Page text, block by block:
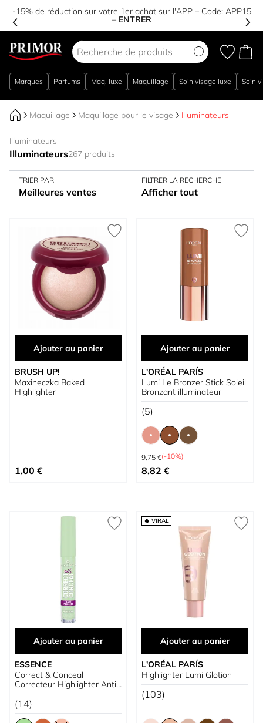
-15% de réduction sur votre 1er achat sur l'APP – Code: APP15
– ENTRER
Marques Parfums Maq. luxe Maquillage Soin visage luxe Soin
Maquillage Maquillage pour le visage Illuminateurs
Illuminateurs
Illuminateurs267 produits
TRIER PAR
Meilleures ventes
FILTRER LA RECHERCHE
Afficher tout
Ajouter au panier
BRUSH UP!
Maxineczka Baked
Highlighter
1,00 €
Ajouter au panier
L'ORÉAL PARÍS
Lumi Le Bronzer Stick Soleil
Bronzant illuminateur
(5)
Prix normal
9,75 €(-10%)
À partir de
8,82 €
Ajouter au panier
ESSENCE
Correct & Conceal
Correcteur Highlighter Anti-
Cernes
(14)
🔥 VIRAL
Ajouter au panier
L'ORÉAL PARÍS
Highlighter Lumi Glotion
(103)